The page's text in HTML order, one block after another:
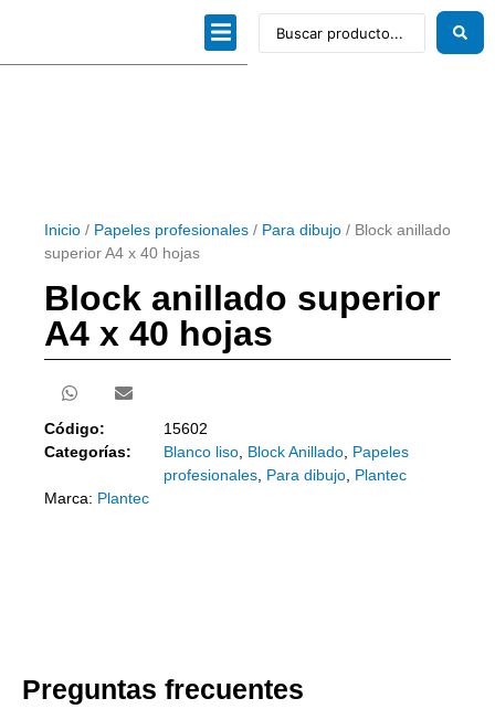
Inicio / Papeles profesionales / Para dibujo / Block anillado
superior A4 x 40 hojas
Block anillado superior
A4 x 40 hojas
Código:
15602
Categorías:
Blanco liso Block Anillado Papeles
profesionales Para dibujo Plantec
Marca: Plantec
Preguntas frecuentes